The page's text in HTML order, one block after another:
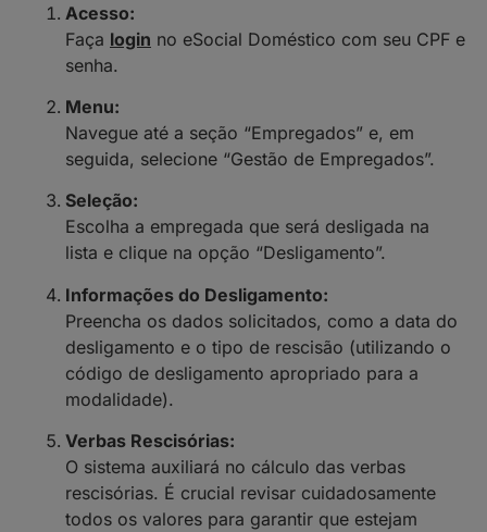
Acesso:
Faça login no eSocial Doméstico com seu CPF e
senha.
Menu:
Navegue até a seção “Empregados” e, em
seguida, selecione “Gestão de Empregados”.
Seleção:
Escolha a empregada que será desligada na
lista e clique na opção “Desligamento”.
Informações do Desligamento:
Preencha os dados solicitados, como a data do
desligamento e o tipo de rescisão (utilizando o
código de desligamento apropriado para a
modalidade).
Verbas Rescisórias:
O sistema auxiliará no cálculo das verbas
rescisórias. É crucial revisar cuidadosamente
todos os valores para garantir que estejam